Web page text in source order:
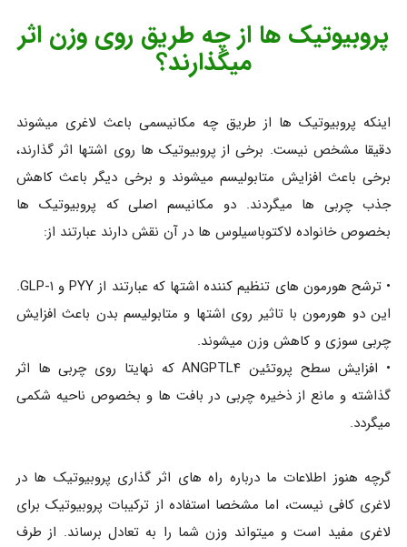
پروبیوتیک ها از چه طریق روی وزن اثر
میگذارند؟
اینکه پروبیوتیک ها از طریق چه مکانیسمی باعث لاغری میشوند
دقیقا مشخص نیست. برخی از پروبیوتیک ها روی اشتها اثر گذارند،
برخی باعث افزایش متابولیسم میشوند و برخی دیگر باعث کاهش
جذب چربی ها میگردند. دو مکانیسم اصلی که پروبیوتیک ها
بخصوص خانواده لاکتوباسیلوس ها در آن نقش دارند عبارتند از:
• ترشح هورمون های تنظیم کننده اشتها که عبارتند از PYY و GLP-۱.
این دو هورمون با تاثیر روی اشتها و متابولیسم بدن باعث افزایش
چربی سوزی و کاهش وزن میشوند.
• افزایش سطح پروتئین ANGPTL۴ که نهایتا روی چربی ها اثر
گذاشته و مانع از ذخیره چربی در بافت ها و بخصوص ناحیه شکمی
میگردد.
گرچه هنوز اطلاعات ما درباره راه های اثر گذاری پروبیوتیک ها در
لاغری کافی نیست، اما مشخصا استفاده از ترکیبات پروبیوتیک برای
لاغری مفید است و میتواند وزن شما را به تعادل برساند. از طرف